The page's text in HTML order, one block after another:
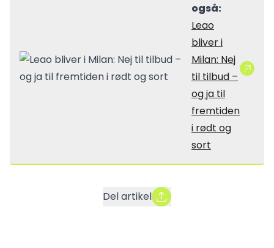
også:
Leao
bliver i
Milan: Nej
til tilbud –
og ja til
fremtiden
i rødt og
sort
Del artikel